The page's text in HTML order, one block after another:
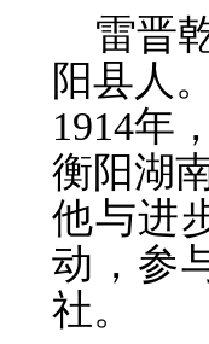
雷晋
阳县人
1914年
衡阳湖
他与进
动，参
社。